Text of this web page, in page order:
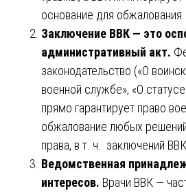
основание для обжалования.
Заключение ВВК — это
административный акт.
законодательство («О
военной службе», «О
прямо гарантирует право
обжалование любых
права, в т. ч. заключений ВВК.
Ведомственная
интересов. Врачи ВВК —